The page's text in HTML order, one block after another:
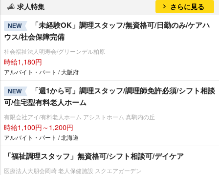
求人特集 さらに見る
NEW
「未経験OK」調理スタッフ/無資格可/日勤のみ/ケアハ
ウス/社会保障完備
社会福祉法人明寿会/グリーンデル柏原
時給1,180円
アルバイト・パート / 大阪府
NEW
「週1から可」調理スタッフ/調理師免許必須/シフト相談
可/住宅型有料老人ホーム
有限会社アイ/有料老人ホーム アシストホーム 真駒内の丘
時給1,100円～1,200円
アルバイト・パート / 北海道
「福祉調理スタッフ」無資格可/シフト相談可/デイケア
医療法人大朋会岡崎 老人保健施設 スクエアガーデン